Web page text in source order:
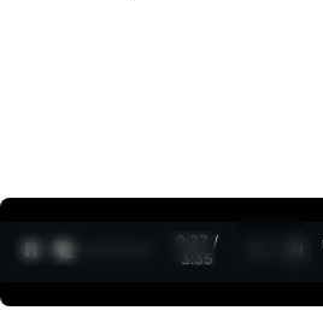
0:28 /
3:35